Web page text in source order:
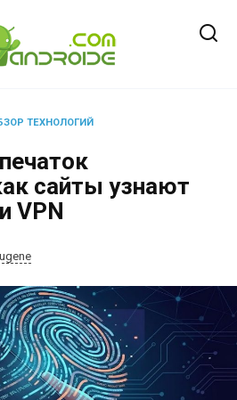
ТЕХНОЛОГИЙ
сайты узнают
VPN